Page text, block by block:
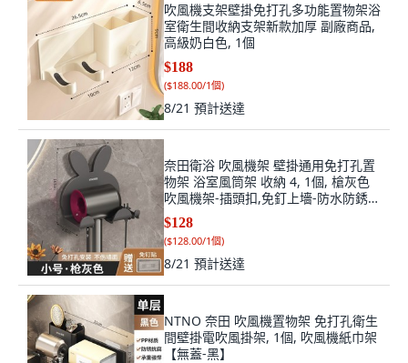
吹風機支架壁掛免打孔多功能置物架浴
室衛生間收納支架新款加厚 副廠商品,
高級奶白色, 1個
$188
($188.00/1個)
8/21 預計送達
奈田衛浴 吹風機架 壁掛通用免打孔置
物架 浴室風筒架 收納 4, 1個, 槍灰色
吹風機架-插頭扣,免釘上墻-防水防銹-
通用款
$128
($128.00/1個)
8/21 預計送達
NTNO 奈田 吹風機置物架 免打孔衛生
間壁掛電吹風掛架, 1個, 吹風機紙巾架
【無蓋-黑】